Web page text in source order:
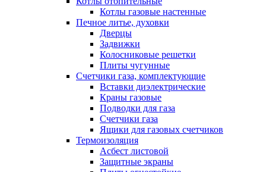
Котлы газовые настенные
Печное литье, духовки
Дверцы
Задвижки
Колосниковые решетки
Плиты чугунные
Счетчики газа, комплектующие
Вставки диэлектрические
Краны газовые
Подводки для газа
Счетчики газа
Ящики для газовых счетчиков
Термоизоляция
Асбест листовой
Защитные экраны